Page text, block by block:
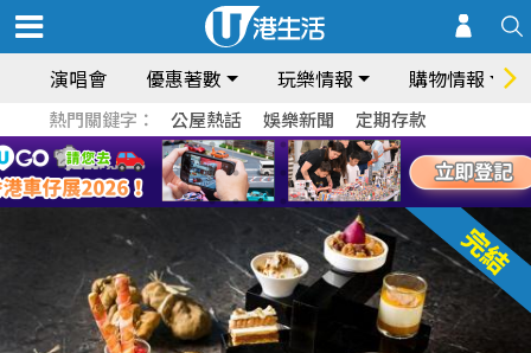
演唱會 優惠著數 玩樂情報 購物情報
熱門關鍵字： 公屋熱話 娛樂新聞 定期存款